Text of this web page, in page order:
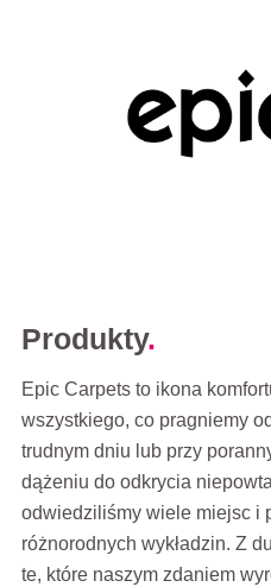
Produkty.
Epic Carpets to ikona
wszystkiego, co pragniemy
trudnym dniu lub przy
dążeniu do odkrycia
odwiedziliśmy wiele miejsc i
różnorodnych wykładzin. Z
te, które naszym zdaniem